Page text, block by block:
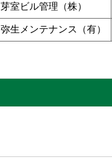
芽室ビル管理（株）
弥生メンテナンス（有）